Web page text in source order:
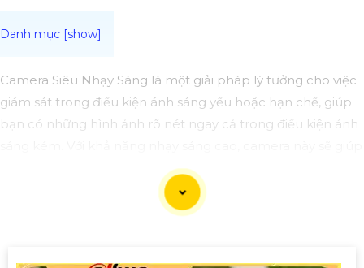
Camera Siêu Nhạy Sáng là một giải pháp lý tưởng cho việc
giám sát trong điều kiện ánh sáng yếu hoặc hạn chế, giúp
bạn có những hình ảnh rõ nét ngay cả trong điều kiện ánh
bạn quan sát và ghi lại mọi diễn biến một cách chi tiết và